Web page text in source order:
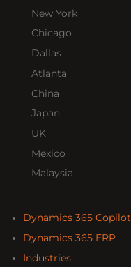
New York
Chicago
Dallas
Atlanta
China
Japan
UK
Mexico
Malaysia
Dynamics 365 Copilot
Dynamics 365 ERP
Industries